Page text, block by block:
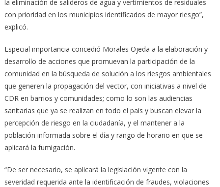
la eliminación de salideros de agua y vertimientos de residuales
con prioridad en los municipios identificados de mayor riesgo”,
explicó.
Especial importancia concedió Morales Ojeda a la elaboración y
desarrollo de acciones que promuevan la participación de la
comunidad en la búsqueda de solución a los riesgos ambientales
que generen la propagación del vector, con iniciativas a nivel de
CDR en barrios y comunidades; como lo son las audiencias
sanitarias que ya se realizan en todo el país y buscan elevar la
percepción de riesgo en la ciudadanía, y el mantener a la
población informada sobre el día y rango de horario en que se
aplicará la fumigación.
“De ser necesario, se aplicará la legislación vigente con la
severidad requerida ante la identificación de fraudes, violaciones